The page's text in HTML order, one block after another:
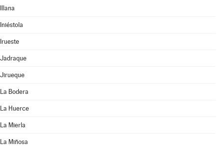
Illana
Iniéstola
Irueste
Jadraque
Jirueque
La Bodera
La Huerce
La Mierla
La Miñosa